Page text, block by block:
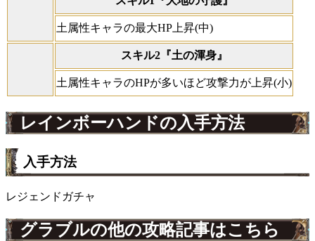
土属性キャラの最大HP上昇(中)
スキル2『土の渾身』
土属性キャラのHPが多いほど攻撃力が上昇(小)
レインボーハンドの入手方法
入手方法
レジェンドガチャ
グラブルの他の攻略記事はこちら